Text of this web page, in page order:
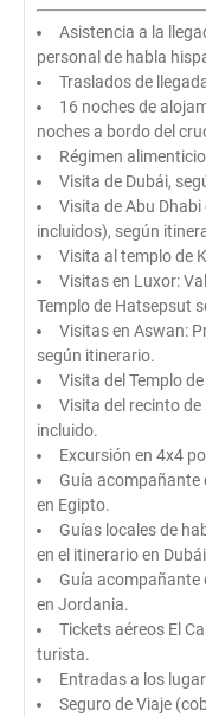
Asistencia a la
personal de habla
Traslados de
16 noches de
noches a bordo del
Régimen
Visita de Dubái,
Visita de Abu
incluidos), según
Visita al templo de
Visitas en Luxor:
Templo de Hatsepsut
Visitas en Aswan:
según itinerario.
Visita del Templo
Visita del recinto
incluido.
Excursión en 4x4
Guía acompañante
en Egipto.
Guías locales de
en el itinerario en
Guía acompañante
en Jordania.
Tickets aéreos El
turista.
Entradas a los
Seguro de Viaje